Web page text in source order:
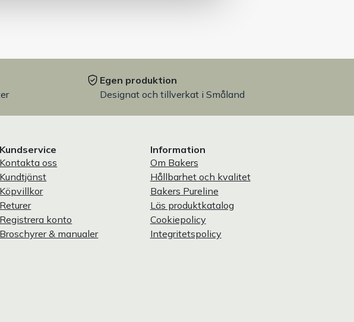
Egen produktion
Designat och tillverkat i Småland
Kundservice
Kontakta oss
Kundtjänst
Köpvillkor
Returer
Registrera konto
Broschyrer & manualer
Information
Om Bakers
Hållbarhet och kvalitet
Bakers Pureline
Läs produktkatalog
Cookiepolicy
Integritetspolicy